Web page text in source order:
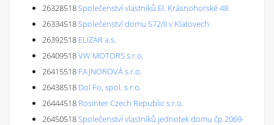
26328518Společenství vlastníků El. Krásnohorské 48
26334518Společenství domu 572/II v Klatovech
26392518 ELIZAR a.s.
26409518VW MOTORS s.r.o.
26415518 FAJNOROVÁ s.r.o.
26438518 Dol Fo, spol. s r.o.
26444518 Rosinter Czech Republic s.r.o.
26450518Společenství vlastníků jednotek domu čp.2069-